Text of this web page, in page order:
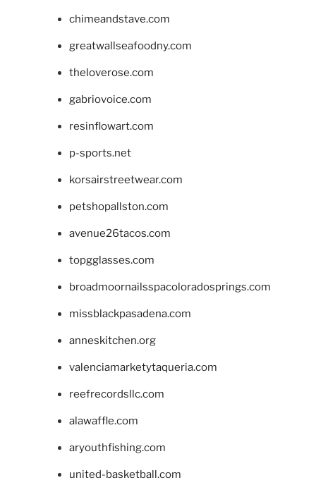
chimeandstave.com
greatwallseafoodny.com
theloverose.com
gabriovoice.com
resinflowart.com
p-sports.net
korsairstreetwear.com
petshopallston.com
avenue26tacos.com
topgglasses.com
broadmoornailsspacoloradosprings.com
missblackpasadena.com
anneskitchen.org
valenciamarketytaqueria.com
reefrecordsllc.com
alawaffle.com
aryouthfishing.com
united-basketball.com